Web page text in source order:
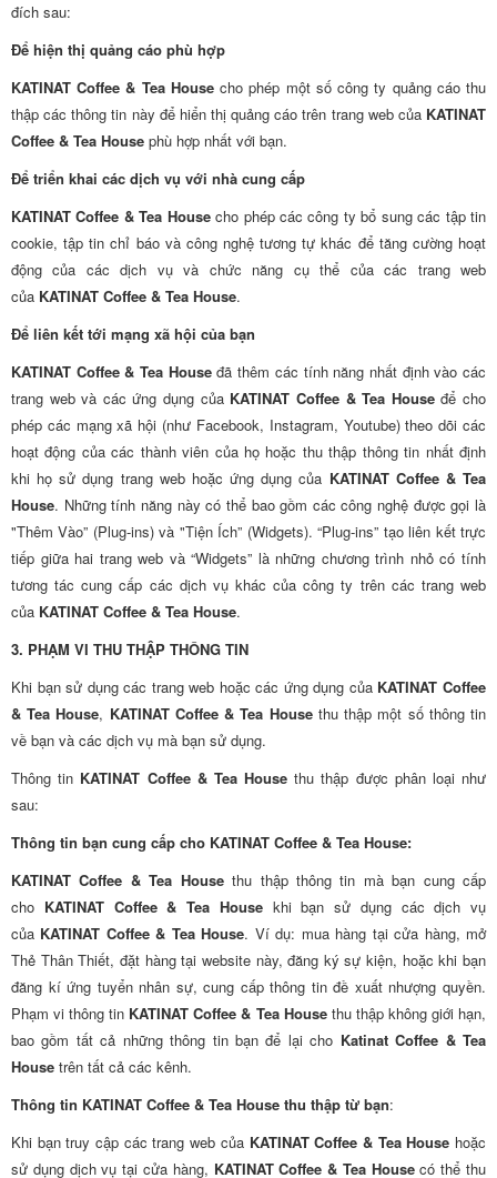
đích sau:
Để hiện thị quảng cáo phù hợp
KATINAT Coffee & Tea Housecho phép một số công ty quảng cáo thu
thập các thông tin này để hiển thị quảng cáo trên trang web của KATINAT
Coffee & Tea House phù hợp nhất với bạn.
Để triển khai các dịch vụ với nhà cung cấp
KATINAT Coffee & Tea Housecho phép các công ty bổ sung các tập tin
cookie, tập tin chỉ báo và công nghệ tương tự khác để tăng cường hoạt
động của các dịch vụ và chức năng cụ thể của các trang web
của KATINAT Coffee & Tea House.
Để liên kết tới mạng xã hội của bạn
KATINAT Coffee & Tea Houseđã thêm các tính năng nhất định vào các
trang web và các ứng dụng của KATINAT Coffee & Tea Houseđể cho
phép các mạng xã hội (như Facebook, Instagram, Youtube) theo dõi các
hoạt động của các thành viên của họ hoặc thu thập thông tin nhất định
khi họ sử dụng trang web hoặc ứng dụng của KATINAT Coffee & Tea
House. Những tính năng này có thể bao gồm các công nghệ được gọi là
"Thêm Vào” (Plug-ins) và "Tiện Ích” (Widgets). “Plug-ins” tạo liên kết trực
tiếp giữa hai trang web và “Widgets” là những chương trình nhỏ có tính
tương tác cung cấp các dịch vụ khác của công ty trên các trang web
của KATINAT Coffee & Tea House.
3. PHẠM VI THU THẬP THÔNG TIN
Khi bạn sử dụng các trang web hoặc các ứng dụng của KATINAT Coffee
& Tea House, KATINAT Coffee & Tea Housethu thập một số thông tin
về bạn và các dịch vụ mà bạn sử dụng.
Thông tin KATINAT Coffee & Tea Housethu thập được phân loại như
sau:
Thông tin bạn cung cấp cho KATINAT Coffee & Tea House:
KATINAT Coffee & Tea Housethu thập thông tin mà bạn cung cấp
cho KATINAT Coffee & Tea Housekhi bạn sử dụng các dịch vụ
của KATINAT Coffee & Tea House. Ví dụ: mua hàng tại cửa hàng, mở
Thẻ Thân Thiết, đặt hàng tại website này, đăng ký sự kiện, hoặc khi bạn
đăng kí ứng tuyển nhân sự, cung cấp thông tin đề xuất nhượng quyền.
Phạm vi thông tin KATINAT Coffee & Tea Housethu thập không giới hạn,
bao gồm tất cả những thông tin bạn để lại cho Katinat Coffee & Tea
House trên tất cả các kênh.
Thông tin KATINAT Coffee & Tea House thu thập từ bạn:
Khi bạn truy cập các trang web của KATINAT Coffee & Tea House hoặc
sử dụng dịch vụ tại cửa hàng, KATINAT Coffee & Tea Housecó thể thu